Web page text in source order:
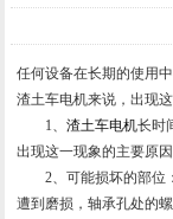
任何设备在长期的使用
渣土车电机来说，出现
1、 渣土车电机长时
出现这一现象的主要原
2、可能损坏的部位：
遭到磨损，轴承孔处的